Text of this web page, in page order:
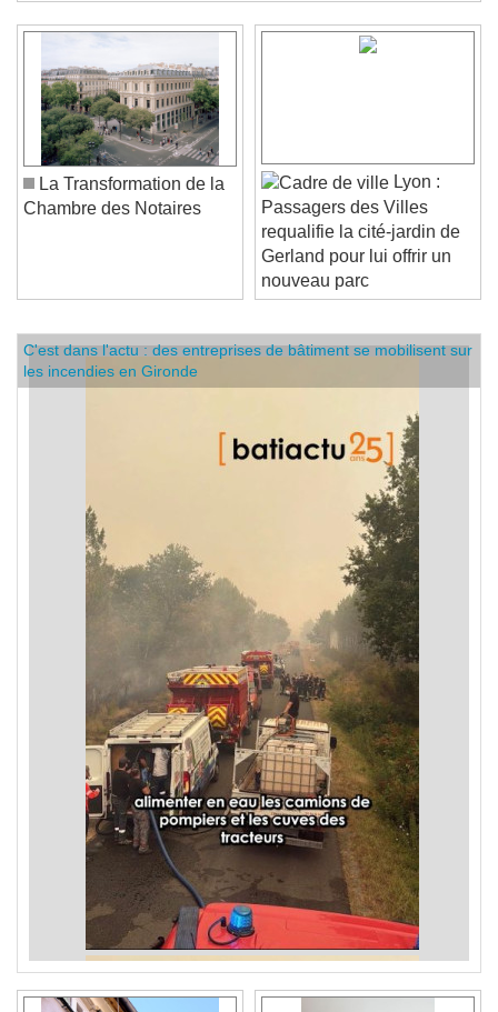
La Transformation de la
Lyon :
Passagers des Villes
requalifie la cité-jardin de
Gerland pour lui offrir un
nouveau parc
C'est dans l'actu : des entreprises de bâtiment se mobilisent sur
les incendies en Gironde